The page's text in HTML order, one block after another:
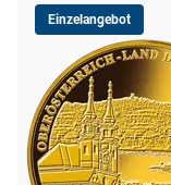
Einzelangebot